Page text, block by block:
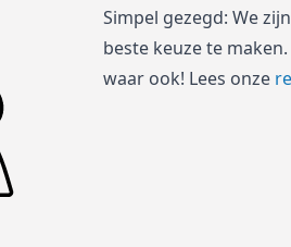
Simpel gezegd: We
beste keuze te
waar ook! Lees onze